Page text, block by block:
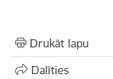
Drukāt lapu
Dalīties